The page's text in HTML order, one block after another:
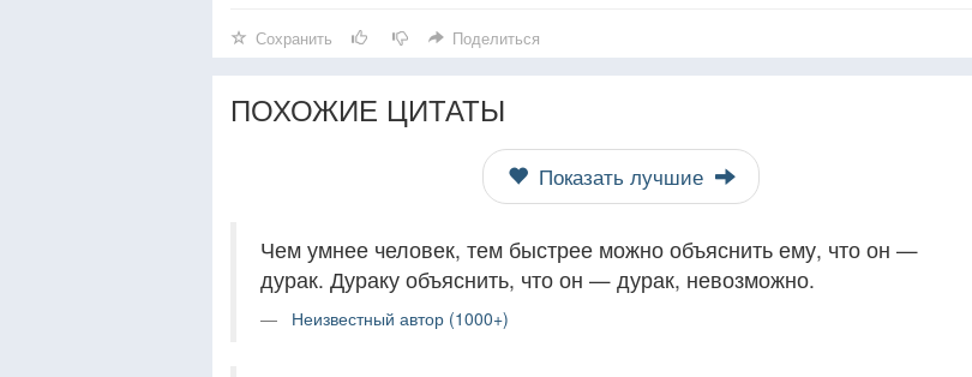
Сохранить Поделиться
ПОХОЖИЕ ЦИТАТЫ
Показать лучшие
Чем умнее человек, тем быстрее можно объяснить ему, что он —
дурак. Дураку объяснить, что он — дурак, невозможно.
Неизвестный автор (1000+)